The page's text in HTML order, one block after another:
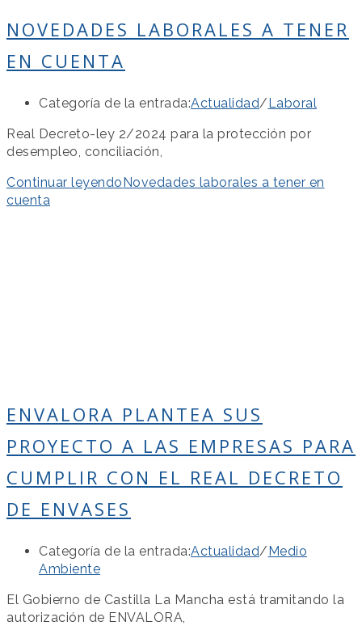
NOVEDADES LABORALES A TENER
EN CUENTA
Categoría de la entrada:Actualidad/ Laboral
Real Decreto-ley 2/2024 para la protección por
desempleo, conciliación,
Continuar leyendo Novedades laborales a tener en
cuenta
ENVALORA PLANTEA SUS
PROYECTO A LAS EMPRESAS PARA
CUMPLIR CON EL REAL DECRETO
DE ENVASES
Categoría de la entrada:Actualidad/Medio
Ambiente
El Gobierno de Castilla La Mancha está tramitando la
autorización de ENVALORA,